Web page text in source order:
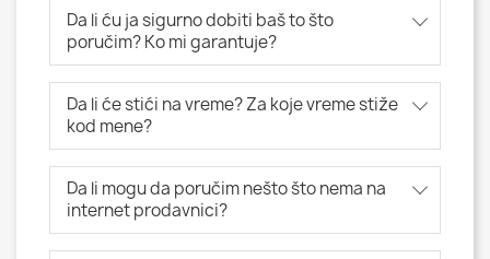
Da li ću ja sigurno dobiti baš to što
poručim? Ko mi garantuje?
Da li će stići na vreme? Za koje vreme stiže
kod mene?
Da li mogu da poručim nešto što nema na
internet prodavnici?